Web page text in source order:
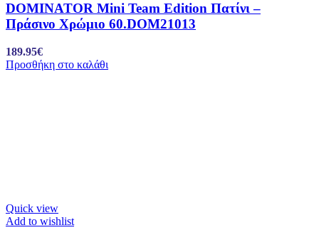
DOMINATOR Mini Team Edition Πατίνι –
Πράσινο Χρώμιο 60.DOM21013
189.95€
Προσθήκη στο καλάθι
Quick view
Add to wishlist